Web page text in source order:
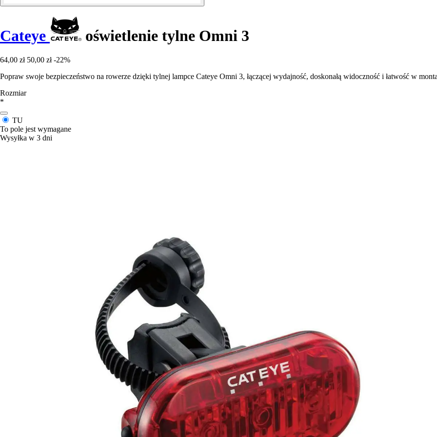
Cateye oświetlenie tylne Omni 3
64,00 zł 50,00 zł -22%
Popraw swoje bezpieczeństwo na rowerze dzięki tylnej lampce Cateye Omni 3, łączącej wydajność, doskonałą widoczność i łatwość w
Rozmiar
*
TU
To pole jest wymagane
Wysyłka w 3 dni